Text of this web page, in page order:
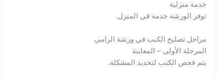
Hacklink Panel
unblocked games
خدمة منزلية
توفر الورشة خدمة في المنزل.
مراحل تصليح الكنب في ورشة الرامي
المرحلة الأولى – المعاينة
يتم فحص الكنب لتحديد المشكلة.